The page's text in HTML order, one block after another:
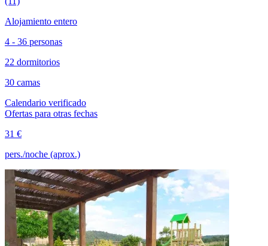
Alojamiento entero
4 - 36 personas
22 dormitorios
30 camas
Calendario verificado
Ofertas para otras fechas
31 €
pers./noche (aprox.)